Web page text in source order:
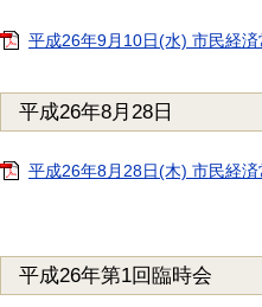
平成26年9月10日(水) 市民経
平成26年8月28日
平成26年8月28日(木) 市民経
平成26年第1回臨時会